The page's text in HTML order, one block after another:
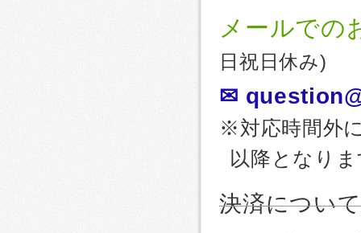
メールでの
日祝日休み)
✉
※対応時間外
以降となり
決済について